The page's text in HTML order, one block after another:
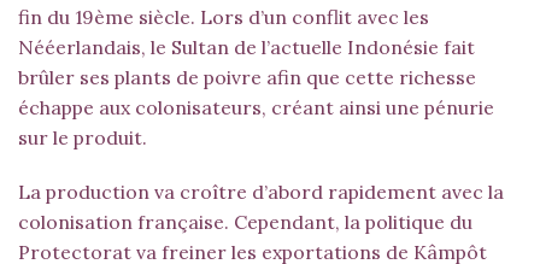
fin du 19ème siècle. Lors d’un conflit avec les
Nééerlandais, le Sultan de l’actuelle Indonésie fait
brûler ses plants de poivre afin que cette richesse
échappe aux colonisateurs, créant ainsi une pénurie
sur le produit.
La production va croître d’abord rapidement avec la
colonisation française. Cependant, la politique du
Protectorat va freiner les exportations de Kâmpôt